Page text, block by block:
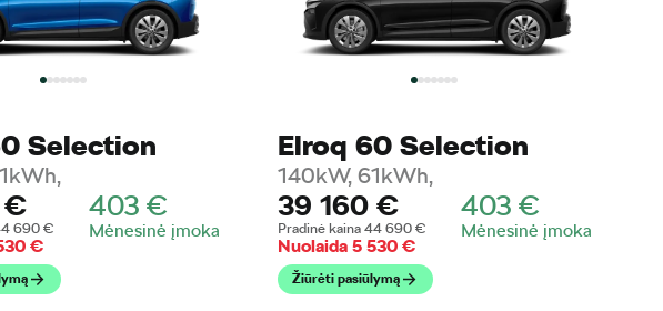
Selection
€
690 €
€
403 €
Mėnesinė įmoka
Elroq 60 Selection
140kW, 61kWh,
39 160€
Pradinė kaina 44 690€
Nuolaida 5 530€
403 €
Mėnesinė įmoka
Žiūrėti pasiūlymą